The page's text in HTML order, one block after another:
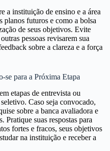
a instituição de ensino e a área
planos futuros e como a bolsa
de seus objetivos. Evite
pessoas revisarem sua
sobre a clareza e a força
se para a Próxima Etapa
etapas de entrevista ou
Caso seja convocado,
sobre a banca avaliadora e
Pratique suas respostas para
fortes e fracos, seus objetivos
na instituição e receber a